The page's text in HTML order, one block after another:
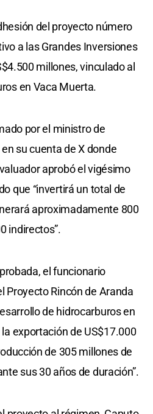
del proyecto número
a las Grandes Inversiones
millones, vinculado al
en Vaca Muerta.
por el ministro de
en su cuenta de X donde
aprobó el vigésimo
que “invertirá un total de
aproximadamente 800
indirectos”.
el funcionario
Proyecto Rincón de Aranda
de hidrocarburos en
exportación de US$17.000
de 305 millones de
sus 30 años de duración”.